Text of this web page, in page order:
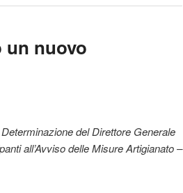
un nuovo
del Direttore Generale
all’Avviso delle Misure Artigianato –